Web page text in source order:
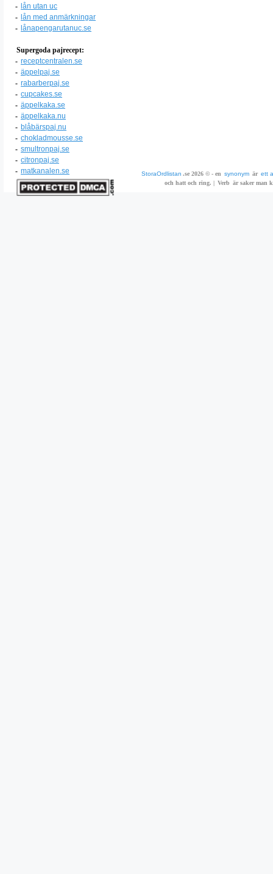
- lån utan uc
- lån med anmärkningar
- lånapengarutanuc.se
Supergoda pajrecept:
- receptcentralen.se
- äppelpaj.se
- rabarberpaj.se
- cupcakes.se
- äppelkaka.se
- äppelkaka.nu
- blåbärspaj.nu
- chokladmousse.se
- smultronpaj.se
- citronpaj.se
- matkanalen.se StoraOrdlistan .se 2026 © - en synonym är ett
och hatt och ring. | Verb är saker man